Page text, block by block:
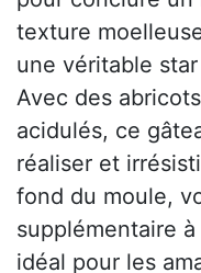
texture
une véritable
Avec des
acidulés, ce
réaliser et
fond du moule,
supplémentaire
idéal pour les